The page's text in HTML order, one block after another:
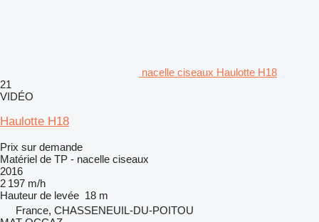
nacelle ciseaux Haulotte H18
21
VIDÉO
Haulotte H18
Prix sur demande
Matériel de TP - nacelle ciseaux
2016
2 197 m/h
Hauteur de levée 18 m
France, CHASSENEUIL-DU-POITOU